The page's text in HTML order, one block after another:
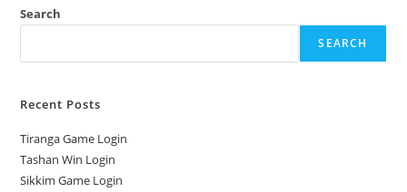
Search
SEARCH
Recent Posts
Tiranga Game Login
Tashan Win Login
Sikkim Game Login